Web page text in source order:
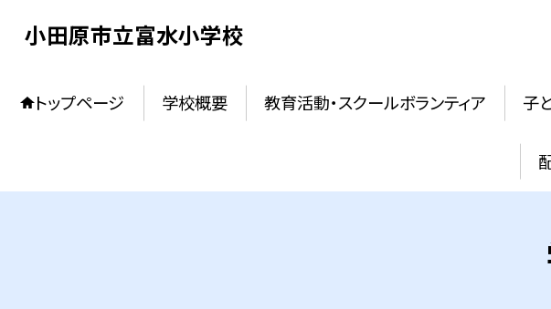
小田原市立富水小学校
トップページ 学校概要 教育活動・スクールボランティア 子